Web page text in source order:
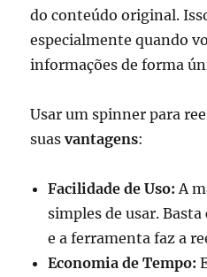
do conteúdo original.
especialmente quando
informações de forma
Usar um spinner para
suasvantagens:
Facilidade de Uso: A
simples de usar.
e a ferramenta faz a
Economia de Tempo: